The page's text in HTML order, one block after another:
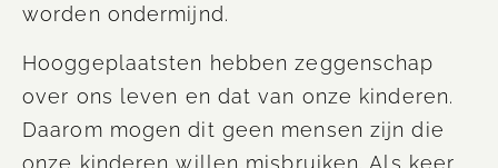
worden ondermijnd.
Hooggeplaatsten hebben zeggenschap
over ons leven en dat van onze kinderen.
Daarom mogen dit geen mensen zijn die
onze kinderen willen misbruiken. Als keer